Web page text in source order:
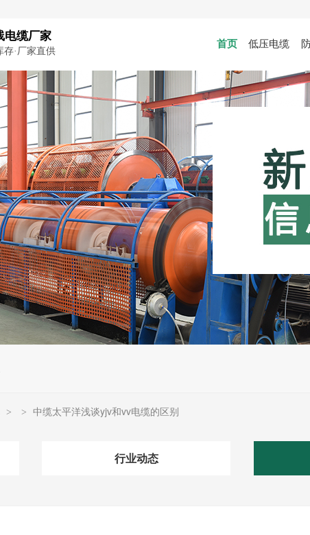
电缆厂家
存·厂家直供
首页 低压电缆
> > 中缆太平洋浅谈yjv和vv电缆的区别
行业动态